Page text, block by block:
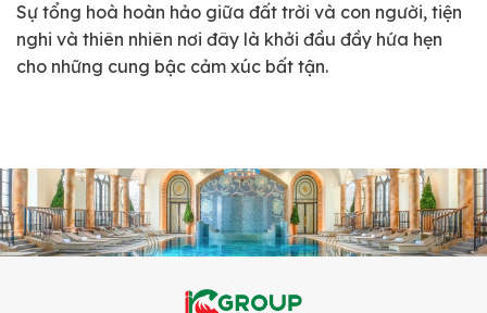
Sự tổng hoà hoàn hảo giữa đất trời và con người, tiện
nghi và thiên nhiên nơi đây là khởi đầu đầy hứa hẹn
cho những cung bậc cảm xúc bất tận.